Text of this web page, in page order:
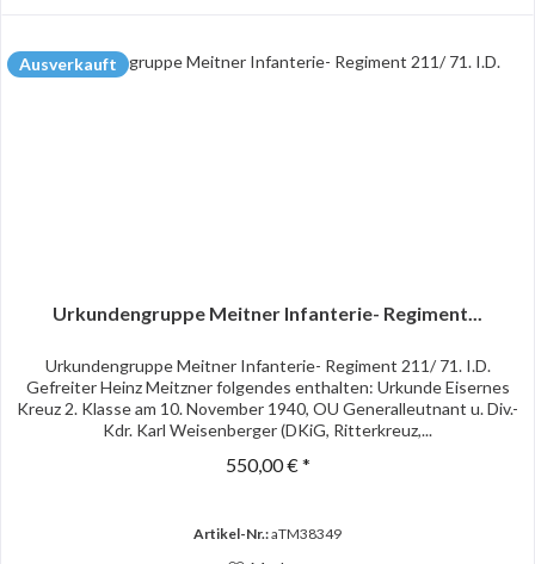
Ausverkauft
Urkundengruppe Meitner Infanterie- Regiment...
Urkundengruppe Meitner Infanterie- Regiment 211/ 71. I.D.
Gefreiter Heinz Meitzner folgendes enthalten: Urkunde Eisernes
Kreuz 2. Klasse am 10. November 1940, OU Generalleutnant u. Div.-
Kdr. Karl Weisenberger (DKiG, Ritterkreuz,...
550,00 € *
Artikel-Nr.:aTM38349